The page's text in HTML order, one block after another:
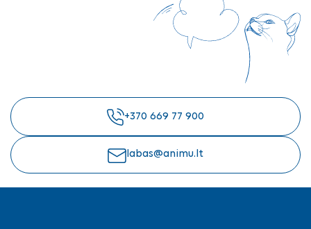
+370 669 77 900
labas@animu.lt